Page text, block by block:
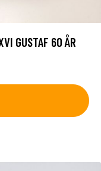
GUSTAF 60 ÅR